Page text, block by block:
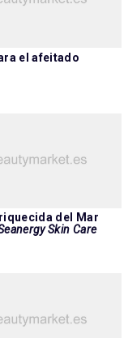
el afeitado
del Mar
Skin Care